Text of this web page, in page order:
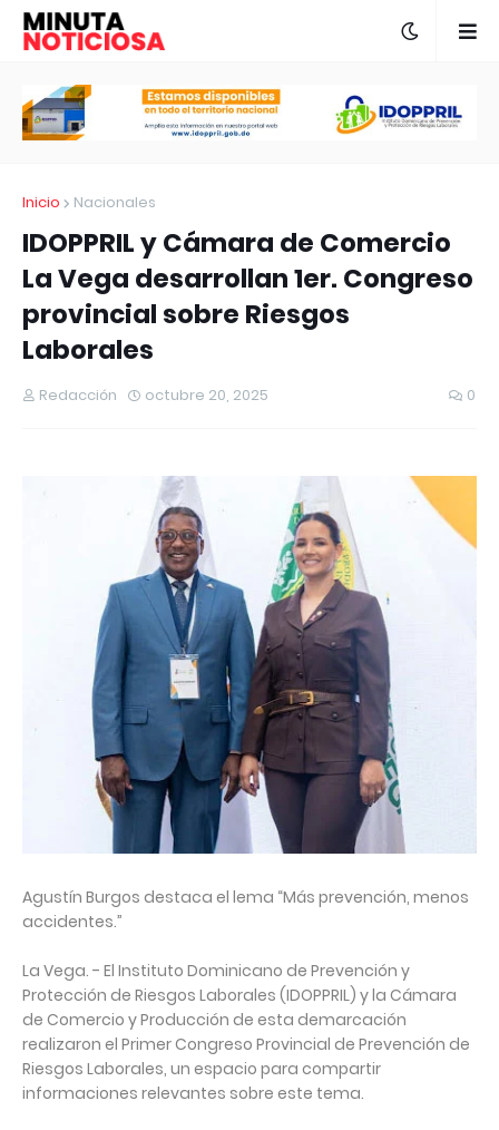
Inicio Nacionales
IDOPPRIL y Cámara de Comercio
La Vega desarrollan 1er. Congreso
provincial sobre Riesgos
Laborales⁣
Redacción octubre 20, 2025 0
⁣Agustín Burgos destaca el lema “Más prevención, menos
accidentes.”⁣
La Vega. - El Instituto Dominicano de Prevención y
Protección de Riesgos Laborales (IDOPPRIL) y la Cámara
de Comercio y Producción de esta demarcación
realizaron el Primer Congreso Provincial de Prevención de
Riesgos Laborales, un espacio para compartir
informaciones relevantes sobre este tema.⁣